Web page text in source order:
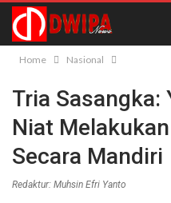
Home Nasional
Tria
Niat
Secara Mandiri
Redaktur: Muhsin Efri Yanto